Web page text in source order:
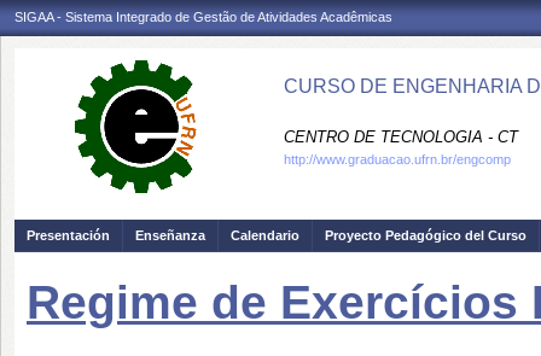
SIGAA - Sistema Integrado de Gestão de Atividades Acadêmicas
CURSO DE ENGENHARIA
CENTRO DE TECNOLOGIA - CT
http://www.graduacao.ufrn.br/engcomp
Presentación Enseñanza Calendario Proyecto Pedagógico del Curso
Regime de Exercícios